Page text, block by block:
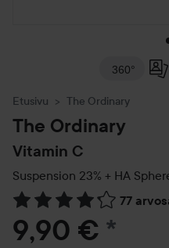
360°
Etusivu The Ordinary
The Ordinary
Vitamin C
Suspension 23% + HA
77
Siirtyä jhk Arvosana &
9,90 € *